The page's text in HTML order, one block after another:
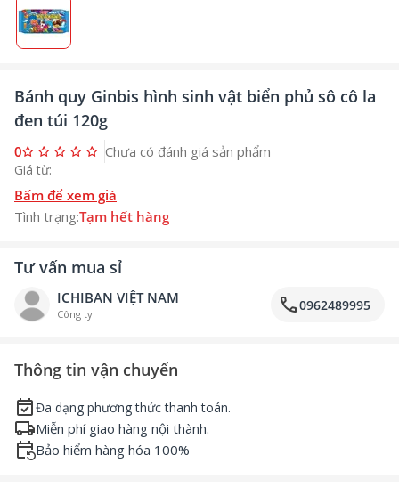
Bánh quy Ginbis hình sinh vật biển phủ sô cô la
đen túi 120g
0 Chưa có đánh giá sản phẩm
Giá từ:
Bấm để xem giá
Tình trạng:Tạm hết hàng
Tư vấn mua sỉ
ICHIBAN VIỆT NAM
Công ty call0962489995
Thông tin vận chuyển
event_availableĐa dạng phương thức thanh toán.
local_shippingMiễn phí giao hàng nội thành.
event_repeatBảo hiểm hàng hóa 100%